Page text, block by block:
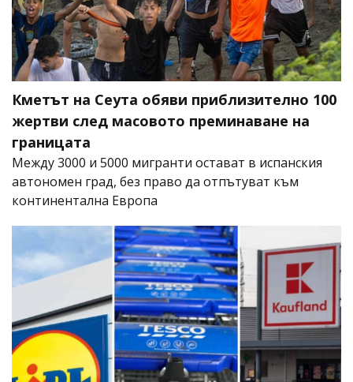
Кметът на Сеута обяви приблизително 100
жертви след масовото преминаване на
границата
Между 3000 и 5000 мигранти остават в испанския
автономен град, без право да отпътуват към
континентална Европа